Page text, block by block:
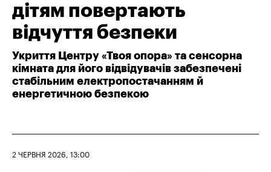
дітям повертають
відчуття безпеки
Укриття Центру «Твоя опора» та сенсорна
кімната для його відвідувачів забезпечені
стабільним електропостачанням й
енергетичною безпекою
2 ЧЕРВНЯ 2026, 13:00